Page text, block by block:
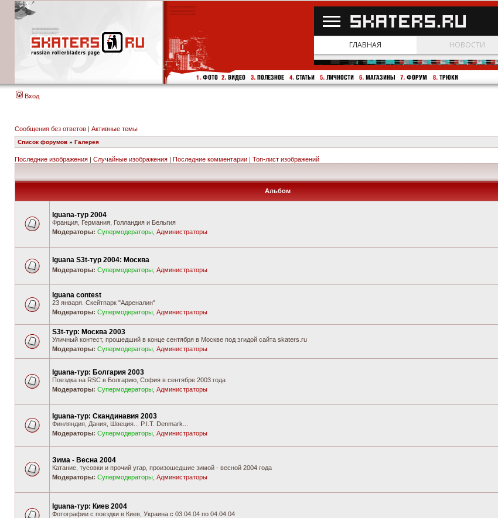
Вход
Сообщения без ответов | Активные темы
Список форумов » Галерея
Последние изображения | Случайные изображения | Последние комментарии | Топ-лист изображений
Альбом
Iguana-тур 2004
Франция, Германия, Голландия и Бельгия
Модераторы: Супермодераторы Администраторы
Iguana S3t-тур 2004: Москва
Модераторы: Супермодераторы Администраторы
Iguana contest
23 января. Скейтпарк "Адреналин"
Модераторы: Супермодераторы Администраторы
S3t-тур: Москва 2003
Уличный контест, прошедший в конце сентября в Москве под эгидой сайта skaters.ru
Модераторы: Супермодераторы Администраторы
Iguana-тур: Болгария 2003
Поездка на RSC в Болгарию, София в сентябре 2003 года
Модераторы: Супермодераторы Администраторы
Iguana-тур: Скандинавия 2003
Финляндия, Дания, Швеция... P.I.T. Denmark...
Модераторы: Супермодераторы Администраторы
Зима - Весна 2004
Катание, тусовки и прочий угар, произошедшие зимой - весной 2004 года
Модераторы: Супермодераторы Администраторы
Iguana-тур: Киев 2004
Фотографии с поездки в Киев, Украина с 03.04.04 по 04.04.04